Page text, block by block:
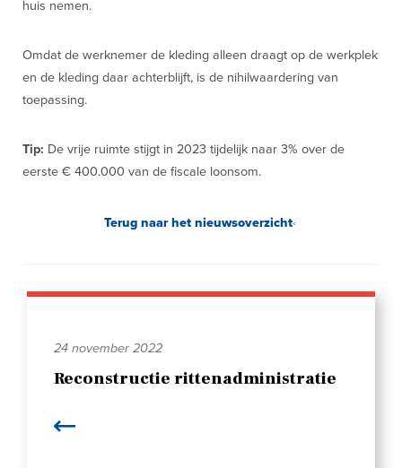
huis nemen.
Omdat de werknemer de kleding alleen draagt op de werkplek
en de kleding daar achterblijft, is de nihilwaardering van
toepassing.
Tip: De vrije ruimte stijgt in 2023 tijdelijk naar 3% over de
eerste € 400.000 van de fiscale loonsom.
Terug naar het nieuwsoverzicht
24 november 2022
Reconstructie rittenadministratie